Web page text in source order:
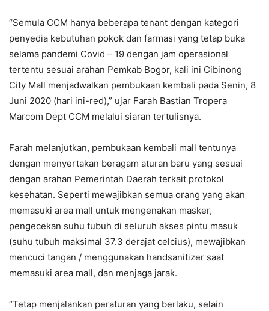
“Semula CCM hanya beberapa tenant dengan kategori
penyedia kebutuhan pokok dan farmasi yang tetap buka
selama pandemi Covid – 19 dengan jam operasional
tertentu sesuai arahan Pemkab Bogor, kali ini Cibinong
City Mall menjadwalkan pembukaan kembali pada Senin, 8
Juni 2020 (hari ini-red),” ujar Farah Bastian Tropera
Marcom Dept CCM melalui siaran tertulisnya.
Farah melanjutkan, pembukaan kembali mall tentunya
dengan menyertakan beragam aturan baru yang sesuai
dengan arahan Pemerintah Daerah terkait protokol
kesehatan. Seperti mewajibkan semua orang yang akan
memasuki area mall untuk mengenakan masker,
pengecekan suhu tubuh di seluruh akses pintu masuk
(suhu tubuh maksimal 37.3 derajat celcius), mewajibkan
mencuci tangan / menggunakan handsanitizer saat
memasuki area mall, dan menjaga jarak.
“Tetap menjalankan peraturan yang berlaku, selain